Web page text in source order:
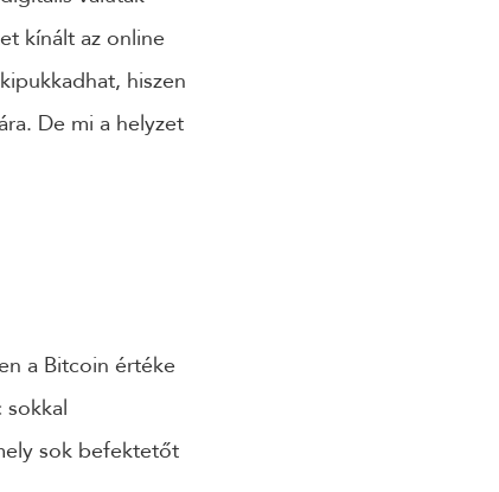
kínált az online
hiszen
De mi a helyzet
a Bitcoin értéke
sok befektetőt